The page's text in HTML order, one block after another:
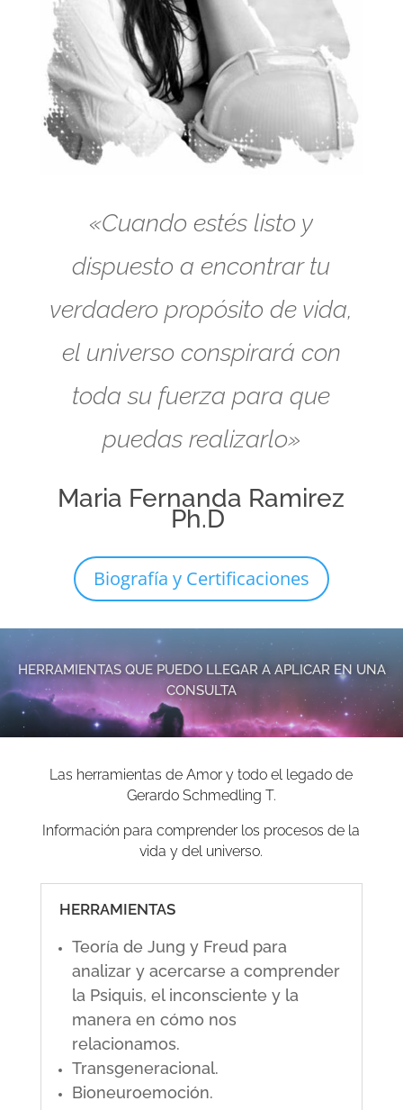
«Cuando estés listo y
dispuesto a encontrar tu
verdadero propósito de vida,
el universo conspirará con
toda su fuerza para que
puedas realizarlo»
Maria Fernanda Ramirez
Ph.D
Biografía y Certificaciones
HERRAMIENTAS QUE PUEDO LLEGAR A APLICAR EN UNA
CONSULTA
Las herramientas de Amor y todo el legado de
Gerardo Schmedling T.
Información para comprender los procesos de la
vida y del universo.
HERRAMIENTAS
Teoría de Jung y Freud para
analizar y acercarse a comprender
la Psiquis, el inconsciente y la
manera en cómo nos
relacionamos.
Transgeneracional.
Bioneuroemoción.